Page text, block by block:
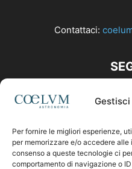
Gestisci
Per fornire le migliori esperienze,
per memorizzare e/o accedere
consenso a queste tecnologie ci
comportamento di navigazione o
Contattaci: